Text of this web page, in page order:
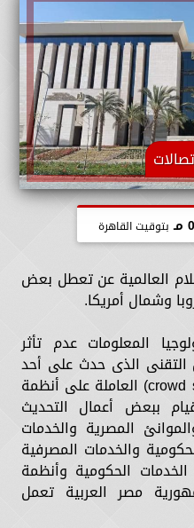
بتوقيت القاهرة
العالمية عن تعطل بعض
وشمال أمريكا.
المعلومات عدم تأثر
التقنى الذى حدث على أحد
أنظمة الأمن السيبرانى (crowd strike) العاملة على أنظمة
ببعض أعمال التحديث
المصرية والخدمات
والخدمات المصرفية
الحكومية وأنظمة
مصر العربية تعمل